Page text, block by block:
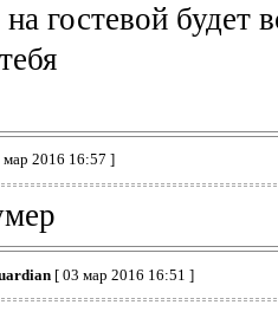
гостевой будет
2016 16:57 ]
[ 03 мар 2016 16:51 ]